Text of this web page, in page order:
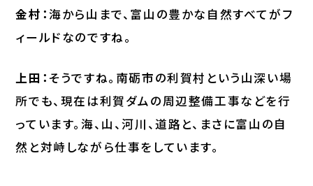
金村：海から山まで、富山の豊かな自然すべてがフ
ィールドなのですね。
上田： そうですね。南砺市の利賀村という山深い場
所でも、現在は利賀ダムの周辺整備工事などを行
っています。海、山、河川、道路と、まさに富山の自
然と対峙しながら仕事をしています。